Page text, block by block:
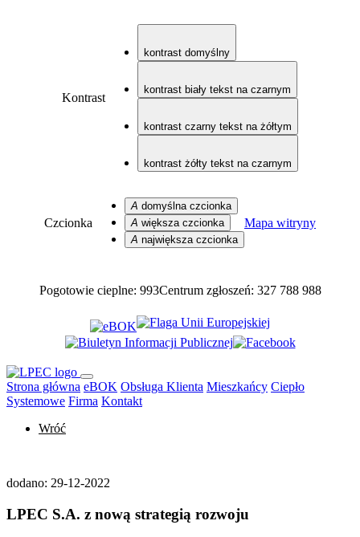
Kontrast
kontrast domyślny
kontrast biały tekst na czarnym
kontrast czarny tekst na żółtym
kontrast żółty tekst na czarnym
Czcionka
A domyślna czcionka
A większa czcionka
A największa czcionka
Mapa witryny
Pogotowie cieplne: 993Centrum zgłoszeń: 327 788 988
Strona główna eBOK Obsługa Klienta Mieszkańcy Ciepło
Systemowe Firma Kontakt
Wróć
dodano: 29-12-2022
LPEC S.A. z nową strategią rozwoju